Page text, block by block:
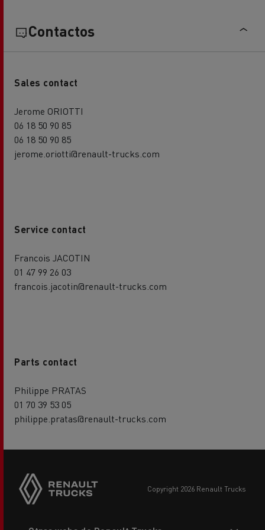
Contactos
Sales contact
Jerome ORIOTTI
06 18 50 90 85
06 18 50 90 85
jerome.oriotti@renault-trucks.com
Service contact
Francois JACOTIN
01 47 99 26 03
francois.jacotin@renault-trucks.com
Parts contact
Philippe PRATAS
01 70 39 53 05
philippe.pratas@renault-trucks.com
copyright 2026 Renault Trucks